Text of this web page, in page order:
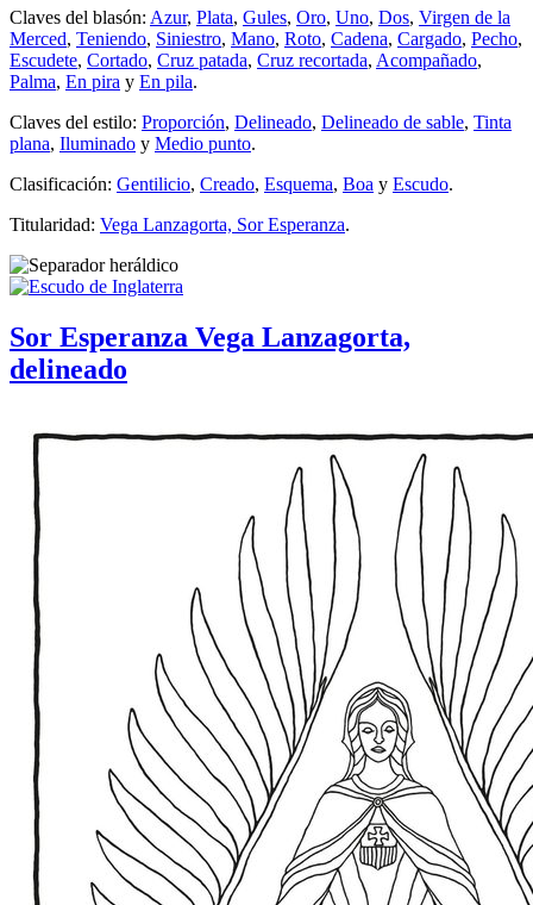
Claves del blasón: Azur, Plata, Gules, Oro, Uno, Dos, Virgen de la
Merced, Teniendo, Siniestro, Mano, Roto, Cadena, Cargado, Pecho,
Escudete, Cortado, Cruz patada, Cruz recortada, Acompañado,
Palma, En pira y En pila.
Claves del estilo: Proporción, Delineado, Delineado de sable, Tinta
plana, Iluminado y Medio punto.
Clasificación: Gentilicio, Creado, Esquema, Boa y Escudo.
Titularidad: Vega Lanzagorta, Sor Esperanza.
Sor Esperanza Vega Lanzagorta,
delineado